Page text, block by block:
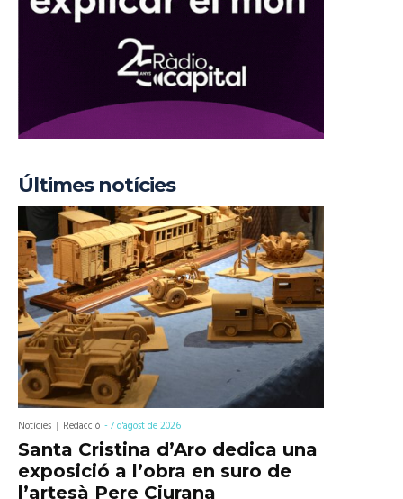
Últimes notícies
Notícies Redacció -7 d'agost de 2026
Santa Cristina d’Aro dedica una
exposició a l’obra en suro de
l’artesà Pere Ciurana